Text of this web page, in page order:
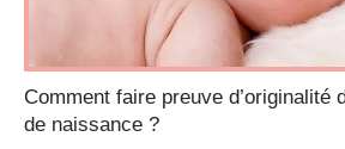
Comment faire preuve d’originalité
de naissance ?